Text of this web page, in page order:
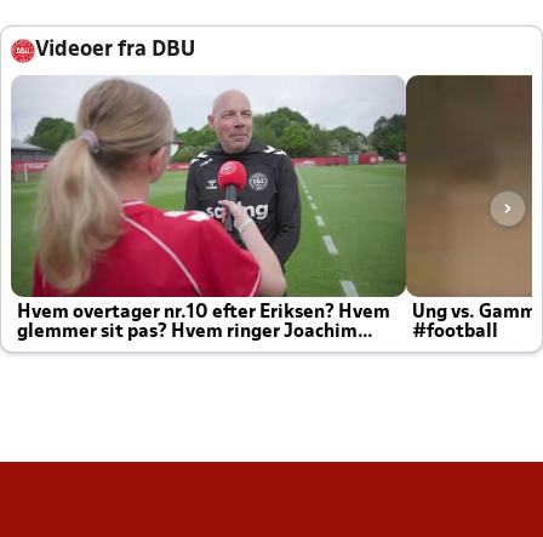
Videoer fra DBU
Hvem overtager nr.10 efter Eriksen? Hvem
glemmer sit pas? Hvem ringer Joachim
altid til efter kampe?
Ung vs.
#football